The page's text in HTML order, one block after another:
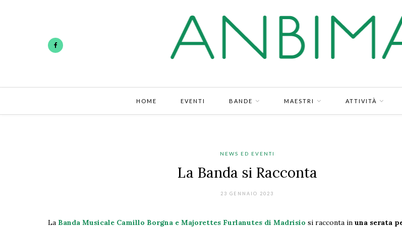
HOME EVENTI BANDE MAESTRI ATTIVITÀ
NEWS ED EVENTI
La Banda si Racconta
23 GENNAIO 2023
La Banda Musicale Camillo Borgna e Majorettes Furlanutes di Madrisio si racconta in una serata